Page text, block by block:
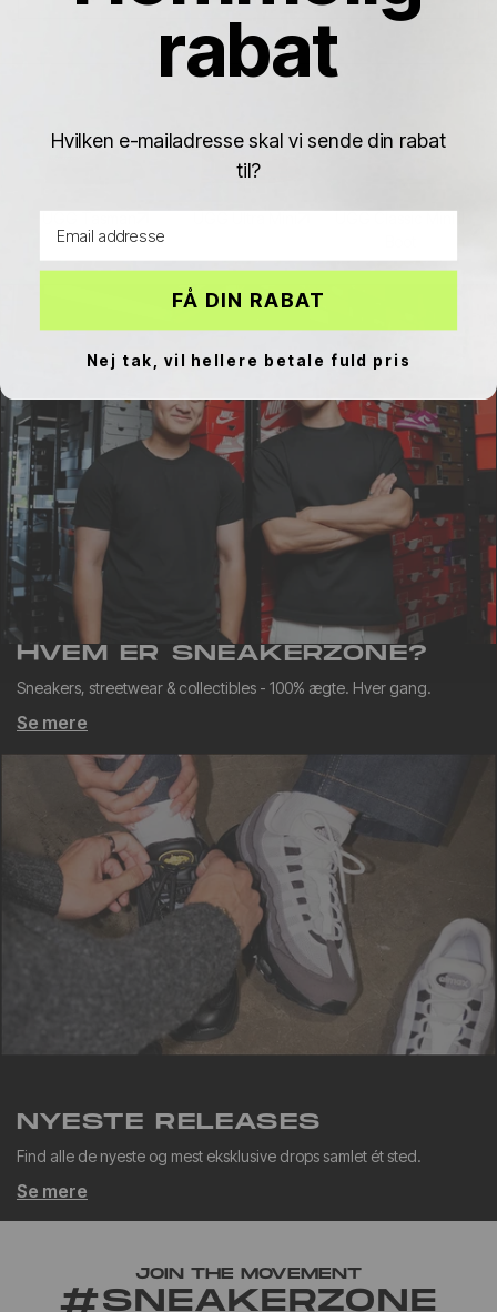
HVEM ER SNEAKERZONE?
Sneakers, streetwear & collectibles - 100% ægte. Hver gang.
Se mere
NYESTE RELEASES
Find alle de nyeste og mest eksklusive drops samlet ét sted.
Se mere
JOIN THE MOVEMENT
#SNEAKERZONE
rabat
Hvilken e-mailadresse skal vi sende din rabat
til?
FÅ DIN RABAT
Nej tak, vil hellere betale fuld pris